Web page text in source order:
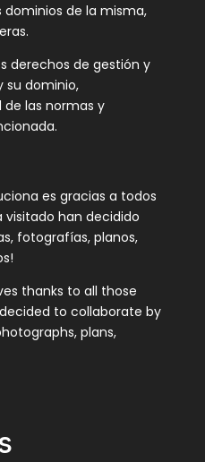
de la misma,
derechos de gestión y
su dominio,
las normas y
es gracias a todos
visitado han decidido
fotografías, planos,
thanks to all those
to collaborate by
plans,